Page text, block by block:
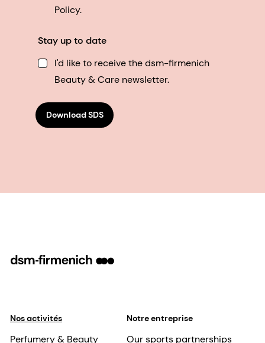
Policy.
Stay up to date
I'd like to receive the dsm-firmenich
Beauty & Care newsletter.
Download SDS
Nos activités
Perfumery & Beauty
Notre entreprise
Our sports partnerships